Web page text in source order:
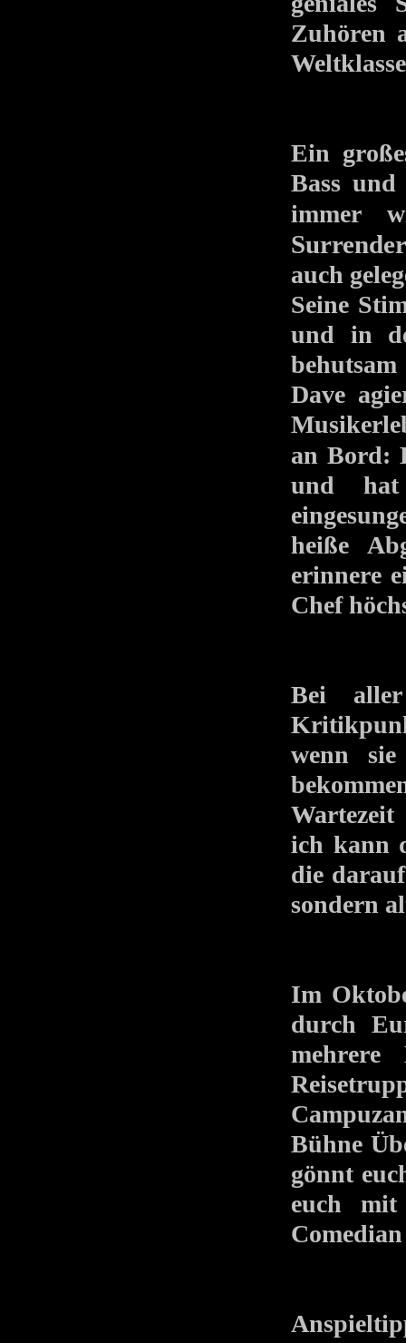
Zuhören
Ein
Bass und
immer
Surrender
auch
Seine
und in
Dave
an Bord:
und hat
heiße
erinnere
Chef
Bei
wenn
ich kann
die
sondern
Im
durch
mehrere
Bühne
gönnt
euch